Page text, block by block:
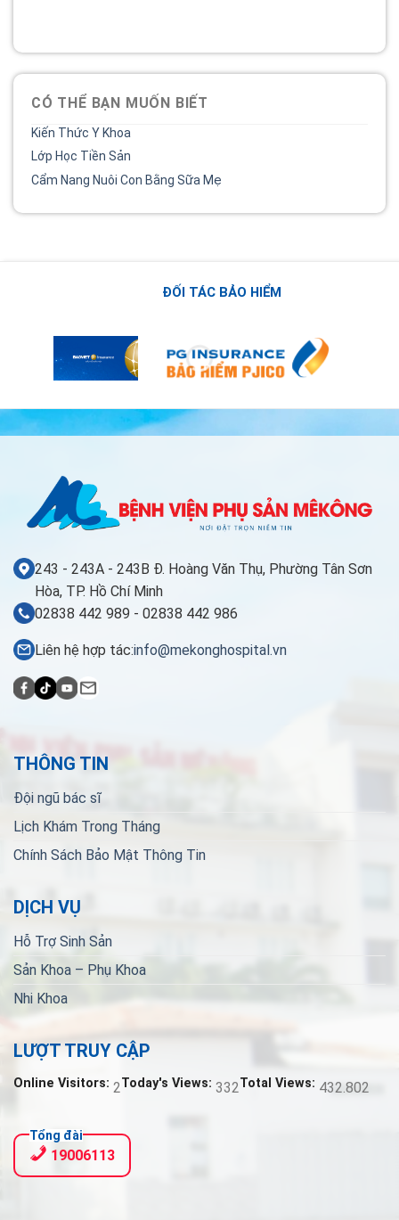
CÓ THỂ BẠN MUỐN BIẾT
Kiến Thức Y Khoa
Lớp Học Tiền Sản
Cẩm Nang Nuôi Con Bằng Sữa Mẹ
ĐỐI TÁC BẢO HIỂM
243 - 243A - 243B Đ. Hoàng Văn Thụ, Phường Tân Sơn
Hòa, TP. Hồ Chí Minh
02838 442 989 - 02838 442 986
Liên hệ hợp tác:info@mekonghospital.vn
THÔNG TIN
Đội ngũ bác sĩ
Lịch Khám Trong Tháng
Chính Sách Bảo Mật Thông Tin
DỊCH VỤ
Hỗ Trợ Sinh Sản
Sản Khoa – Phụ Khoa
Nhi Khoa
LƯỢT TRUY CẬP
Online Visitors: 2Today's Views: 332Total Views: 432.802
Tổng đài
19006113